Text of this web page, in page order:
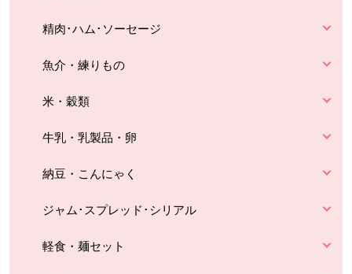
精肉･ハム･ソーセージ
魚介・練りもの
米・穀類
牛乳・乳製品・卵
納豆・こんにゃく
ジャム･スプレッド･シリアル
軽食・麺セット